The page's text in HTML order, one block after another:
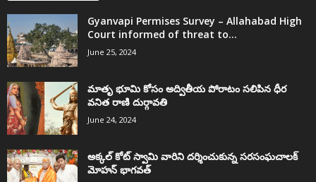
Gyanvapi Permises Survey – Allahabad High
Court informed of threat to...
June 25, 2024
మాతృ భూమి కోసం అద్వితీయ పోరాటం సలిపిన ధీర
వనిత రాణి దుర్గావతి
June 24, 2024
అక్కల్‌ కోట్‌ స్వామి వారిని దర్శించుకున్న సరసంఘచాలక్
మోహన్ భాగవత్